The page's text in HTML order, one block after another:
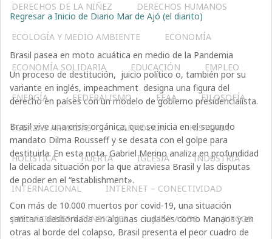
DERECHOS DE LA NIÑEZ DERECHOS HUMANOS
ECOLOGÍA Y MEDIO AMBIENTE ECONOMÍA
ECONOMÍA SOLIDARIA EDUCACIÓN EMPLEO
ENERGÍA FEDERALISMO FFAA FILOSOFÍA
FUERZAS ARMADAS GANADERIA HISTORIA
HOLÍSTICA HUERTA IGLESIA INDUSTRIA
INTERNACIONAL INTERNET – CONECTIVIDAD
JUBILACIONES Y PENSIONES JUBILADOS JUEGOS
Regresar a Inicio de Diario Mar de Ajó (el diarito)
Brasil pasea en moto acuática en medio de la Pandemia
Un proceso de destitución​, ​ juicio político​ o, también por su
variante en inglés, impeachment​​ ​ designa una figura del
derecho en países con un modelo de gobierno presidencialista.
Brasil vive una crisis orgánica, que se inicia en el segundo
mandato Dilma Rousseff y se desata con el golpe para
destituirla. En esta nota, Gabriel Merino analiza en profundidad
la delicada situación por la que atraviesa Brasil y las disputas
de poder en el “establishment».
Con más de 10.000 muertos por covid-19, una situación
sanitaria desbordada en algunas ciudades como Manaos y en
otras al borde del colapso, Brasil presenta el peor cuadro de